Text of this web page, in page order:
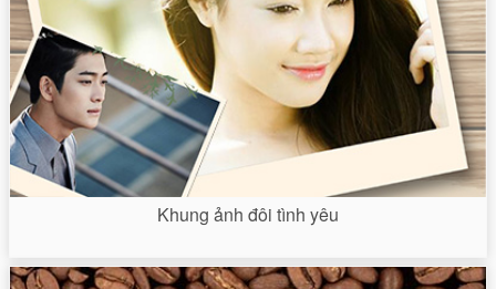
Khung ảnh đôi tình yêu